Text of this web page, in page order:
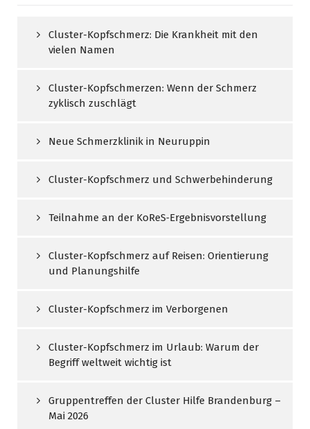
Cluster-Kopfschmerz: Die Krankheit mit den
vielen Namen
Cluster-Kopfschmerzen: Wenn der Schmerz
zyklisch zuschlägt
Neue Schmerzklinik in Neuruppin
Cluster-Kopfschmerz und Schwerbehinderung
Teilnahme an der KoReS‑Ergebnisvorstellung
Cluster-Kopfschmerz auf Reisen: Orientierung
und Planungshilfe
Cluster-Kopfschmerz im Verborgenen
Cluster-Kopfschmerz im Urlaub: Warum der
Begriff weltweit wichtig ist
Gruppentreffen der Cluster Hilfe Brandenburg –
Mai 2026